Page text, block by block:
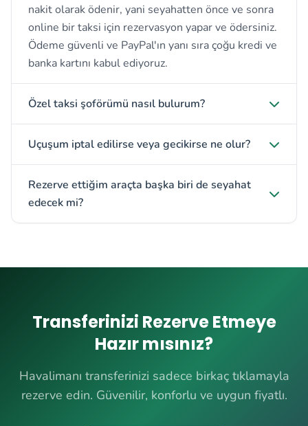
nakit olarak ödenir, yani seyahatten önce ve sonra
online bir taksi için rezervasyon yapar ve ödersiniz.
Ödeme güvenli ve PayPal'ın yanı sıra çoğu kredi ve
banka kartını kabul ediyoruz.
Özel taksi şoförümü nasıl bulurum?
Uçuşum iptal edilirse veya gecikirse ne olur?
Rezerve ettiğim araçta başka biri de seyahat
edecek mi?
Transferinizi Rezerve Etmeye
Hazır mısınız?
Havalimanı transferinizi sadece birkaç tıklamayla
rezerve edin. Güvenilir, konforlu ve uygun fiyatlı.